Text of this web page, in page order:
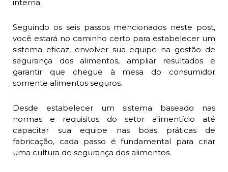
interna.
Seguindo os seis passos mencionados neste post,
você estará no caminho certo para estabelecer um
sistema eficaz, envolver sua equipe na gestão de
segurança dos alimentos, ampliar resultados e
garantir que chegue à mesa do consumidor
somente alimentos seguros.
Desde estabelecer um sistema baseado nas
normas e requisitos do setor alimentício até
capacitar sua equipe nas boas práticas de
fabricação, cada passo é fundamental para criar
uma cultura de segurança dos alimentos.